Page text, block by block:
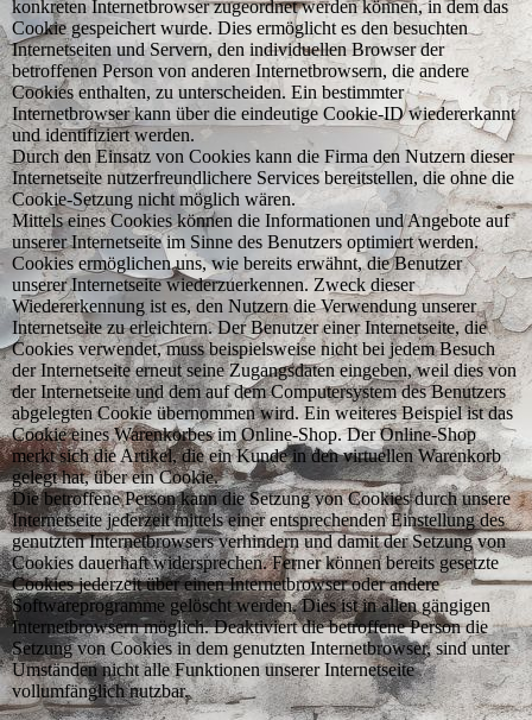
konkreten Internetbrowser zugeordnet werden können, in dem das
Cookie gespeichert wurde. Dies ermöglicht es den besuchten
Internetseiten und Servern, den individuellen Browser der
betroffenen Person von anderen Internetbrowsern, die andere
Cookies enthalten, zu unterscheiden. Ein bestimmter
Internetbrowser kann über die eindeutige Cookie-ID wiedererkannt
und identifiziert werden.
Durch den Einsatz von Cookies kann die Firma den Nutzern dieser
Internetseite nutzerfreundlichere Services bereitstellen, die ohne die
Cookie-Setzung nicht möglich wären.
Mittels eines Cookies können die Informationen und Angebote auf
unserer Internetseite im Sinne des Benutzers optimiert werden.
Cookies ermöglichen uns, wie bereits erwähnt, die Benutzer
unserer Internetseite wiederzuerkennen. Zweck dieser
Wiedererkennung ist es, den Nutzern die Verwendung unserer
Internetseite zu erleichtern. Der Benutzer einer Internetseite, die
Cookies verwendet, muss beispielsweise nicht bei jedem Besuch
der Internetseite erneut seine Zugangsdaten eingeben, weil dies von
der Internetseite und dem auf dem Computersystem des Benutzers
abgelegten Cookie übernommen wird. Ein weiteres Beispiel ist das
Cookie eines Warenkorbes im Online-Shop. Der Online-Shop
merkt sich die Artikel, die ein Kunde in den virtuellen Warenkorb
gelegt hat, über ein Cookie.
Die betroffene Person kann die Setzung von Cookies durch unsere
Internetseite jederzeit mittels einer entsprechenden Einstellung des
genutzten Internetbrowsers verhindern und damit der Setzung von
Cookies dauerhaft widersprechen. Ferner können bereits gesetzte
Cookies jederzeit über einen Internetbrowser oder andere
Softwareprogramme gelöscht werden. Dies ist in allen gängigen
Internetbrowsern möglich. Deaktiviert die betroffene Person die
Setzung von Cookies in dem genutzten Internetbrowser, sind unter
Umständen nicht alle Funktionen unserer Internetseite
vollumfänglich nutzbar.